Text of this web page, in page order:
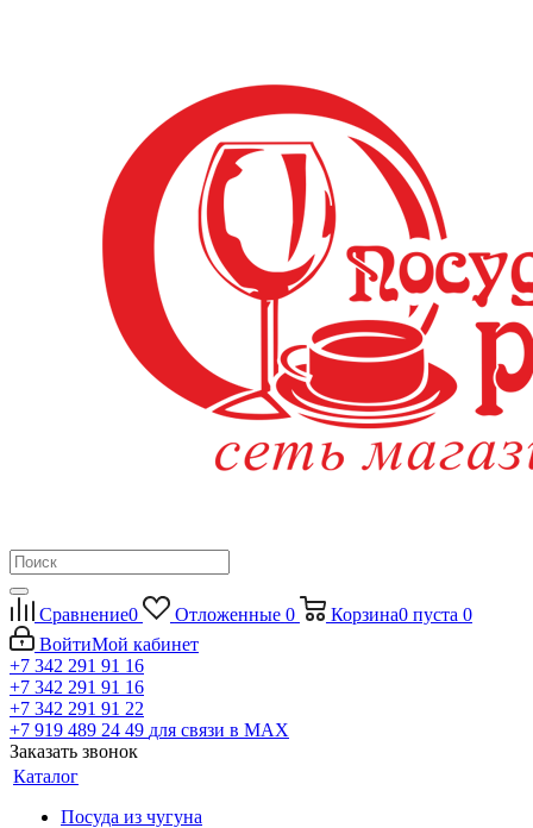
Сравнение0 Отложенные 0 Корзина0 пуста 0
ВойтиМой кабинет
+7 342 291 91 16
+7 342 291 91 16
+7 342 291 91 22
+7 919 489 24 49 для связи в МАХ
Заказать звонок
Каталог
Посуда из чугуна